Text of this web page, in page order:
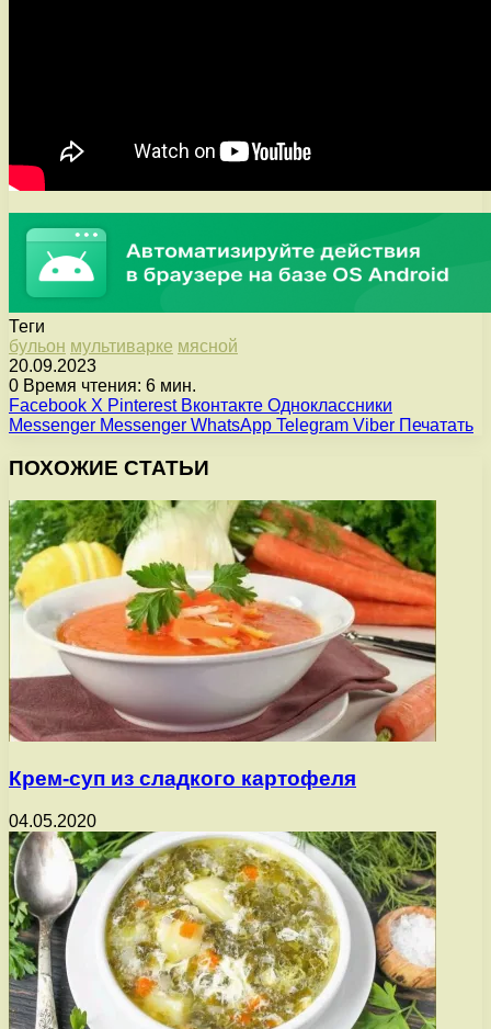
Теги
бульон мультиварке мясной
20.09.2023
0 Время чтения: 6 мин.
Facebook X Pinterest Вконтакте Одноклассники
Messenger Messenger WhatsApp Telegram Viber Печатать
ПОХОЖИЕ СТАТЬИ
Крем-суп из сладкого картофеля
04.05.2020